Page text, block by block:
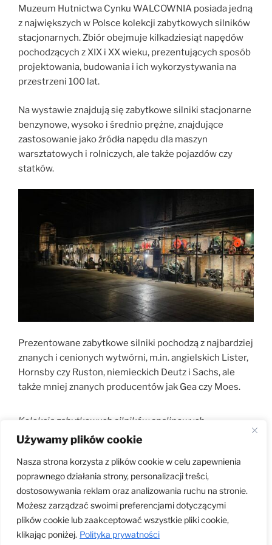
Używamy plików cookie
Nasza strona korzysta z plików cookie w celu zapewnienia
poprawnego działania strony, personalizacji treści,
dostosowywania reklam oraz analizowania ruchu na stronie.
Możesz zarządzać swoimi preferencjami dotyczącymi
plików cookie lub zaakceptować wszystkie pliki cookie,
klikając poniżej. Polityka prywatności
Muzeum Hutnictwa Cynku WALCOWNIA posiada jedną
z największych w Polsce kolekcji zabytkowych silników
stacjonarnych. Zbiór obejmuje kilkadziesiąt napędów
pochodzących z XIX i XX wieku, prezentujących sposób
projektowania, budowania i ich wykorzystywania na
przestrzeni 100 lat.
Na wystawie znajdują się zabytkowe silniki stacjonarne
benzynowe, wysoko i średnio prężne, znajdujące
zastosowanie jako źródła napędu dla maszyn
warsztatowych i rolniczych, ale także pojazdów czy
statków.
Prezentowane zabytkowe silniki pochodzą z najbardziej
znanych i cenionych wytwórni, m.in. angielskich Lister,
Hornsby czy Ruston, niemieckich Deutz i Sachs, ale
także mniej znanych producentów jak Gea czy Moes.
Kolekcja zabytkowych silników spalinowych
prezentowana w muzeum została stworzona przez
holenderskiego farmera i kolekcjonera Jakoba
Peppinga (1949-2014)
Zwiedzanie